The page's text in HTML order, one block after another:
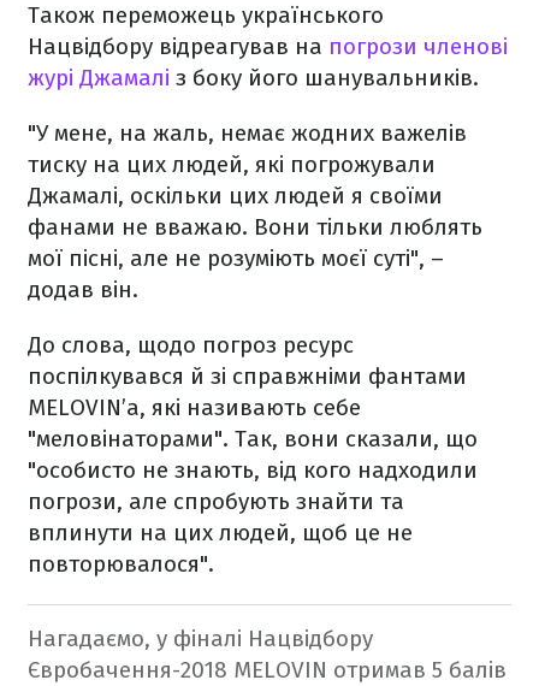
Також переможець українського
Нацвідбору відреагував на погрози членові
журі Джамалі з боку його шанувальників.
"У мене, на жаль, немає жодних важелів
тиску на цих людей, які погрожували
Джамалі, оскільки цих людей я своїми
фанами не вважаю. Вони тільки люблять
мої пісні, але не розуміють моєї суті", –
додав він.
До слова, щодо погроз ресурс
поспілкувався й зі справжніми фантами
MELOVIN’а, які називають себе
"меловінаторами". Так, вони сказали, що
"особисто не знають, від кого надходили
погрози, але спробують знайти та
вплинути на цих людей, щоб це не
повторювалося".
Нагадаємо, у фіналі Нацвідбору
Євробачення-2018 MELOVIN отримав 5 балів